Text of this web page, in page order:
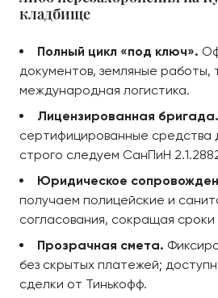
кладбище
Полный цикл «под ключ».
документов, земляные работы,
международная логистика.
Лицензированная бригада.
сертифицированные средства
строго следуем СанПиН
Юридическое
получаем полицейские и
согласования, сокращая
Прозрачная смета.
без скрытых платежей;
сделки от Тинькофф.